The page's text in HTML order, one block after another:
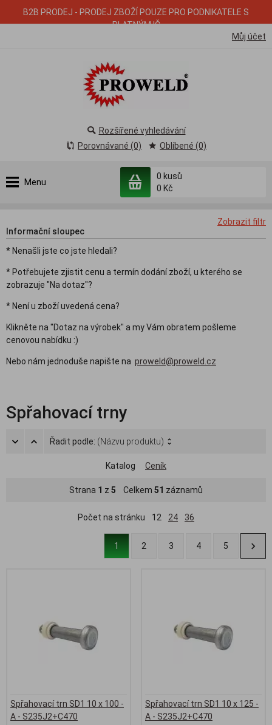
B2B PRODEJ - PRODEJ ZBOŽÍ POUZE PRO PODNIKATELE S
PLATNÝM IČ
Můj účet
Menu
0 kusů
0 Kč
Rozšířené vyhledávání
Porovnávané (0)
Oblíbené (0)
Zobrazit filtr
Informační sloupec
* Nenašli jste co jste hledali?
* Potřebujete zjistit cenu a termín dodání zboží, u kterého se
zobrazuje "Na dotaz"?
* Není u zboží uvedená cena?
Klikněte na "Dotaz na výrobek" a my Vám obratem pošleme
cenovou nabídku :)
Nebo nám jednoduše napište na proweld@proweld.cz
Spřahovací trny
Řadit podle: (Názvu produktu)
Katalog Ceník
Strana 1 z 5 Celkem 51 záznamů
Počet na stránku 12 24 36
1 2 3 4 5
Spřahovací trn SD1 10 x 100 -
A - S235J2+C470
Spřahovací trn SD1 10 x 125 -
A - S235J2+C470